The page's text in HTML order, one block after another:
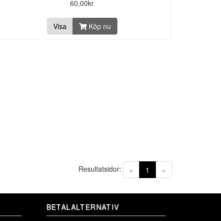
60,00kr
Visa Köp nu
« 1 (current)
»
Resultatsidor:
BETALALTERNATIV